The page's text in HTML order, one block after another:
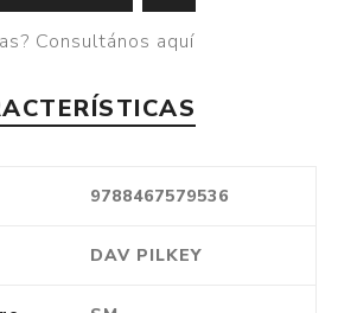
Consultános aquí
9788467579536
DAV PILKEY